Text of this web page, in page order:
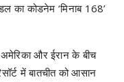
का कोडनेम ‘मिनाब 168’
और ईरान के बीच
में बातचीत को आसान